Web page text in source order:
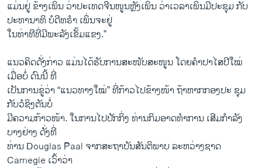
ແມ່ນຢູ່ ຂ້າງເພິ່ນ ວ່າປະເທດຈີນໜູນຫຼັງເພິ່ນ ວ່າເວລາເພິ່ນມີປະຊຸມ ກັບ
ປະທານາທິ ບໍດີທຣຳ ເພິ່ນຈະຢູ່
ໃນທ່າທີທີ່ມີພະລັງເຂັ້ມແຂງ.”
ແນວຄິດດັ່ງກ່າວ ແມ່ນໄດ້ຮັບການສະໜັບສະໜູນ ໂດຍຄຳປາໄສປີໃໝ່
ເມື່ອບໍ່ ດົນນີ້ ທີ່
ເປັນການຂູ່ວ່າ “ແນວທາງໃໝ່” ທີ່ກ້າວໄປຂ້າງໜ້າ ຖ້າຫາກກອງປະ ຊຸມ
ກັບວໍຊິງຕັນບໍ່
ມີຄວາມກ້າວໜ້າ. ໃນການໄປປັກກິ່ງ ທ່ານກິມອາດທຳການ ເສີມກຳລັງ
ບາງຢ່າງ ດັ່ງທີ່
ທ່ານ Douglas Paal ຈາກສະຖາບັນສັນຕິພາບ ລະຫວ່າງຊາດ
Carnegie ເວົ້າວ່າ​